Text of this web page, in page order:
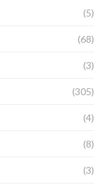
(5)
(68)
(3)
(305)
(4)
(8)
(3)